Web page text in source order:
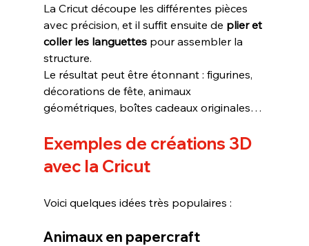
La Cricut découpe les différentes pièces
avec précision, et il suffit ensuite de plier et
coller les languettes pour assembler la
structure.
Le résultat peut être étonnant : figurines,
décorations de fête, animaux
géométriques, boîtes cadeaux originales…
Exemples de créations 3D
avec la Cricut
Voici quelques idées très populaires :
Animaux en papercraft